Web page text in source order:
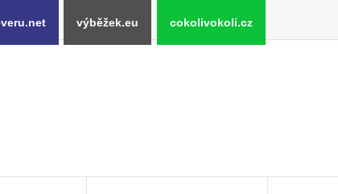
výběžek.eu cokolivokoli.cz